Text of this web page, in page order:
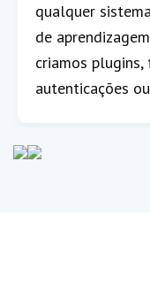
qualquer
de
criamos
autenticações